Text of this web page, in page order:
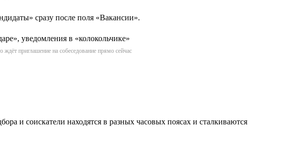
сразу после поля «Вакансии».
приглашение на собеседование прямо сейчас
и соискатели находятся в разных часовых поясах и сталкиваются